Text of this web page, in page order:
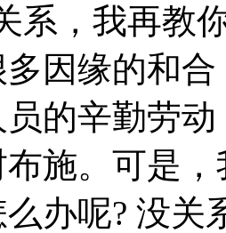
系，我再教
因缘的和
的辛勤劳
施。可是
办呢? 没关